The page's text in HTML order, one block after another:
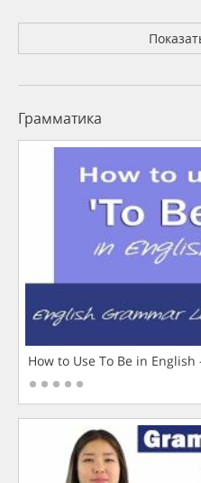
Грамматика
How to Use To Be in